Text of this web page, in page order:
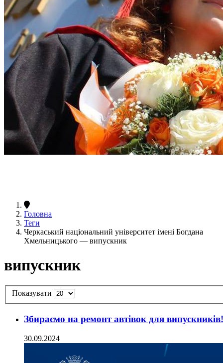
Головна
Теги
Черкаський національний університет імені Богдана
Хмельницького — випускник
випускник
Показувати
Збираємо на ремонт автівок для випускників!
30.09.2024